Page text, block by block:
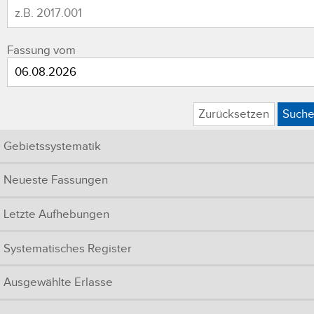
Fassung vom
Zurücksetzen
Gebietssystematik
Neueste Fassungen
Letzte Aufhebungen
Systematisches Register
Ausgewählte Erlasse